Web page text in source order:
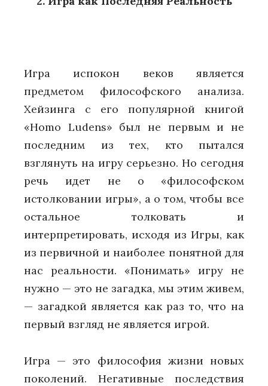
Игра испокон веков является
предметом философского анализа.
Хейзинга с его популярной книгой
«Homo Ludens» был не первым и не
последним из тех, кто пытался
взглянуть на игру серьезно. Но сегодня
речь идет не о «философском
истолковании игры», а о том, чтобы все
остальное толковать и
интерпретировать, исходя из Игры, как
из первичной и наиболее понятной для
нас реальности. «Понимать» игру не
нужно — это не загадка, мы этим живем,
— загадкой является как раз то, что на
первый взгляд не является игрой.
Игра — это философия жизни новых
поколений. Негативные последствия